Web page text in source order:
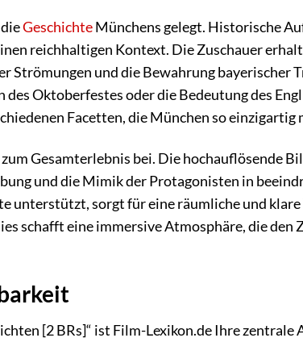
GeschichteMünchens gelegt. Historische
reichhaltigen Kontext. Die Zuschauer
und die Bewahrung bayerischer
Oktoberfestes oder die Bedeutung des
Facetten, die München so einzigartig
Gesamterlebnis bei. Die hochauflösende
und die Mimik der Protagonisten in
unterstützt, sorgt für eine räumliche und
schafft eine immersive Atmosphäre, die den
[2 BRs]“ ist Film-Lexikon.de Ihre zentrale